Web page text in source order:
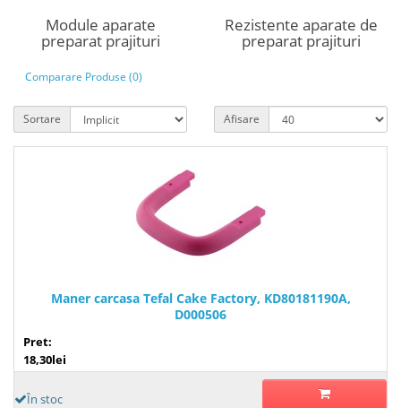
Module aparate
preparat prajituri
Rezistente aparate de
preparat prajituri
Comparare Produse (0)
Sortare Afisare
Maner carcasa Tefal Cake Factory, KD80181190A,
D000506
Pret:
18,30lei
În stoc